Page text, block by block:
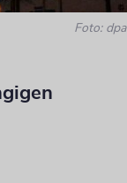
Foto: dpa